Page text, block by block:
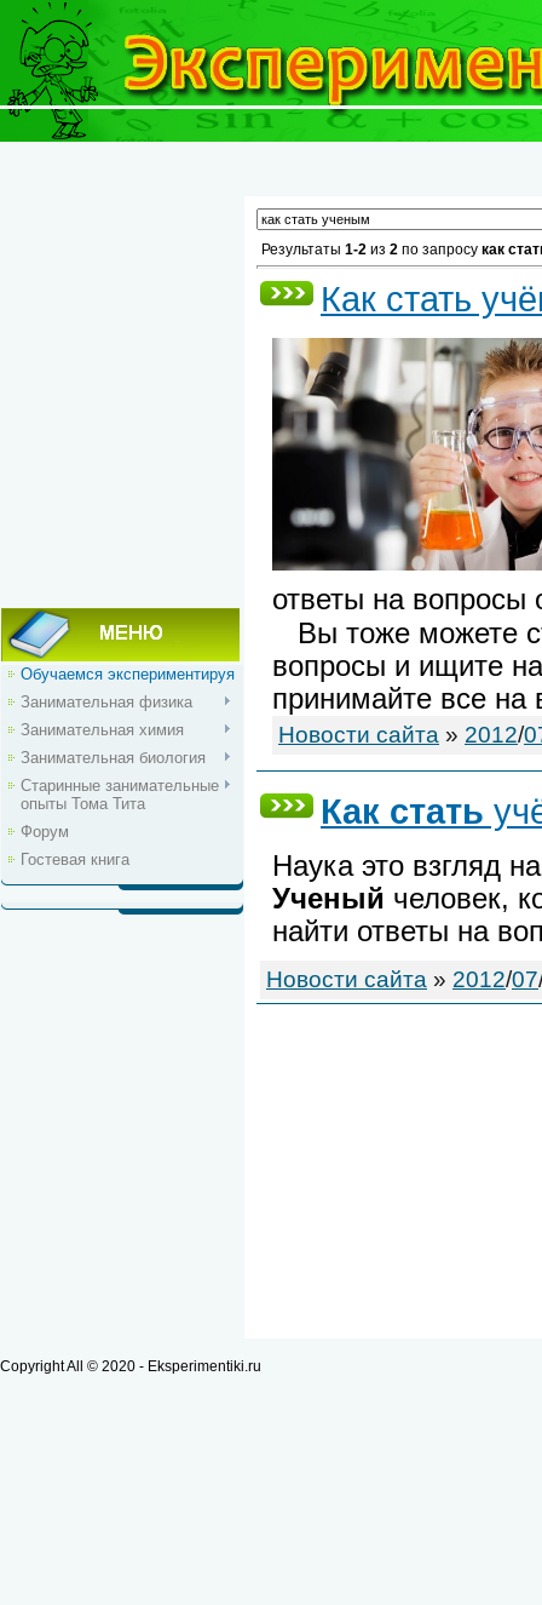
Обучаемся экспериментируя
Занимательная физика
Занимательная химия
Занимательная биология
Старинные занимательные
опыты Тома Тита
Форум
Гостевая книга
Результаты 1-2 из 2 по запросу как
Как стать
ответы на
Вы тоже можете
вопросы и ищите
принимайте все на
Новости сайта » 2012/
Как стать
Наука это взгляд
Ученый человек,
найти ответы на
Новости сайта » 2012/07
Copyright All © 2020 - Eksperimentiki.ru